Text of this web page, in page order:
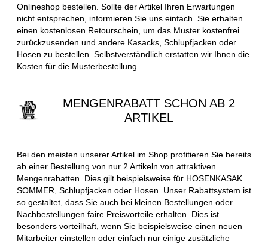
Onlineshop bestellen. Sollte der Artikel Ihren Erwartungen
nicht entsprechen, informieren Sie uns einfach. Sie erhalten
einen kostenlosen Retourschein, um das Muster kostenfrei
zurückzusenden und andere Kasacks, Schlupfjacken oder
Hosen zu bestellen. Selbstverständlich erstatten wir Ihnen die
Kosten für die Musterbestellung.
MENGENRABATT SCHON AB 2
ARTIKEL
Bei den meisten unserer Artikel im Shop profitieren Sie bereits
ab einer Bestellung von nur 2 Artikeln von attraktiven
Mengenrabatten. Dies gilt beispielsweise für HOSENKASAK
SOMMER, Schlupfjacken oder Hosen. Unser Rabattsystem ist
so gestaltet, dass Sie auch bei kleinen Bestellungen oder
Nachbestellungen faire Preisvorteile erhalten. Dies ist
besonders vorteilhaft, wenn Sie beispielsweise einen neuen
Mitarbeiter einstellen oder einfach nur einige zusätzliche